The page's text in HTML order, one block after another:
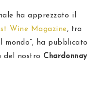
ha apprezzato il
Wine Magazine, tra
mondo”, ha pubblicato
del nostro Chardonnay